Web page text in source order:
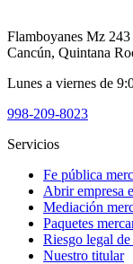
Flamboyanes Mz
Cancún, Quintana
Lunes a viernes de
998-209-8023
Servicios
Fe pública
Abrir empresa
Mediación
Paquetes
Riesgo legal
Nuestro titular